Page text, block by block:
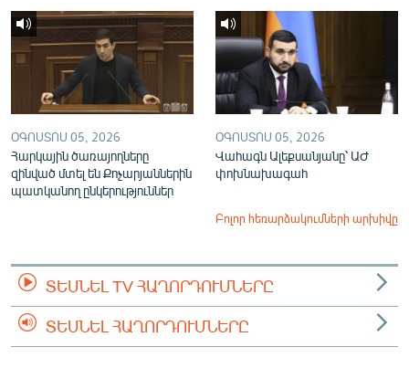
ՕԳՈՍՏՈՍ 05, 2026
Հարկային ծառայողները
զինված մտել են Քոչարյաններին
պատկանող ընկերություններ
ՕԳՈՍՏՈՍ 05, 2026
Վահագն Ալեքսանյանը՝ ԱԺ
փոխնախագահ
Բոլոր հեռարձակումների արխիվը
ՏԵՍՆԵԼ TV ՀԱՂՈՐԴՈՒՄՆԵՐԸ
ՏԵՍՆԵԼ ՀԱՂՈՐԴՈՒՄՆԵՐԸ